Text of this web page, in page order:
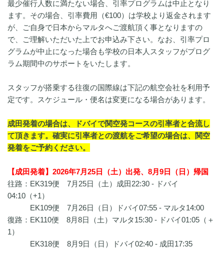
最少催⾏⼈数に満たない場合、引率プログラムは中⽌となり
ます。その場合、引率費用（€100）は学校より返⾦されます
が、ご⾃⾝で⽇本からマルタへご渡航頂く事となりますの
で、ご理解いただいた上でお申込み下さい。なお、引率プロ
グラムが中止になった場合も学校の日本人スタッフがプログ
ラム期間中のサポートをいたします。
スタッフが搭乗する往復の国際線は下記の航空会社を利用予
定です。スケジュール・便名は変更になる場合があります。
成田発着の場合は、ドバイで関空発コースの引率者と合流し
て頂きます。確実に引率者との渡航をご希望の場合は、関空
発着をご予約ください。
【成田発着】2026年7月25日（土）出発、8月9日（日）帰国
往路：EK319便 7月25日（土）成田22:30 - ドバイ
04:10（+1）
EK109便 7月26日（日）ドバイ07:55 - マルタ14:00
復路：EK110便 8月8日（土）マルタ15:30 - ドバイ01:05（＋
1）
EK318便 8月9日（日）ドバイ02:40 - 成田17:35